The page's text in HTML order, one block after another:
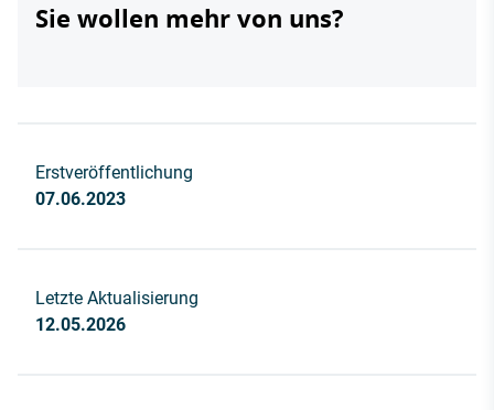
Sie wollen mehr von uns?
Erstveröffentlichung
07.06.2023
Letzte Aktualisierung
12.05.2026